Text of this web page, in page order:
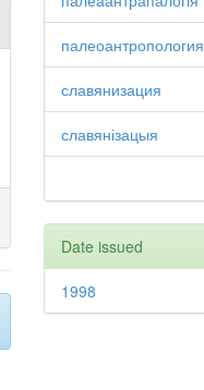
палеоантропология
славянизация
славянізацыя
Date issued
1998